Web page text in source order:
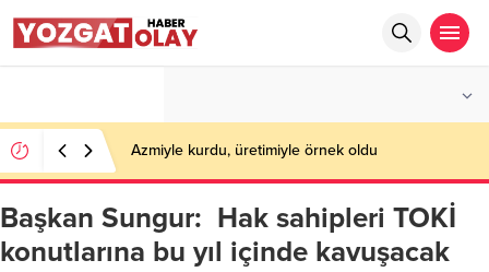
Azmiyle kurdu, üretimiyle örnek oldu
Başkan Sungur: Hak sahipleri TOKİ
konutlarına bu yıl içinde kavuşacak